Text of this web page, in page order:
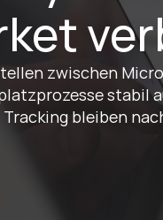
zwischen
stabil
Tracking bleiben